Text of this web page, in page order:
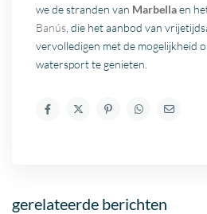
we de stranden van Marbellaen
Banús , die het aanbod van
vervolledigen met de mogelijkheid
watersport te genieten.
gerelateerde berichten